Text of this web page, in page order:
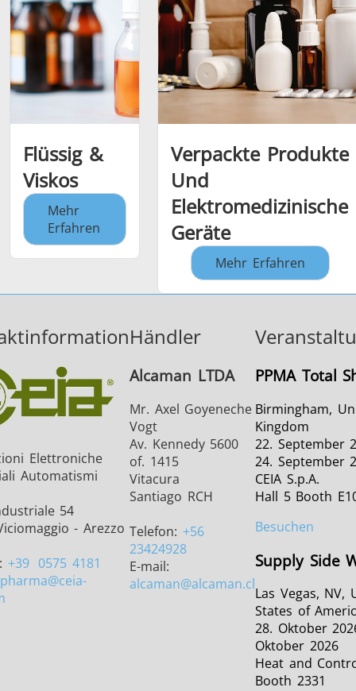
Flüssig &
Viskos
Mehr
Erfahren
Verpackte Produkte
Und
Elektromedizinische
Geräte
Mehr Erfahren
Elettroniche
Automatismi
54
- Arezzo
+39 0575 4181
pharma@ceia-
Händler
Alcaman LTDA
Mr. Axel Goyeneche
Vogt
Av. Kennedy 5600
of. 1415
Vitacura
Santiago RCH
Telefon: +56
23424928
E-mail:
alcaman@alcaman.cl
PPMA Total
Birmingham,
Kingdom
22. September
24. September
CEIA S.p.A.
Hall 5 Booth
Besuchen
Supply Side
Las Vegas, NV,
States of
28. Oktober
Oktober 2026
Heat and
Booth 2331